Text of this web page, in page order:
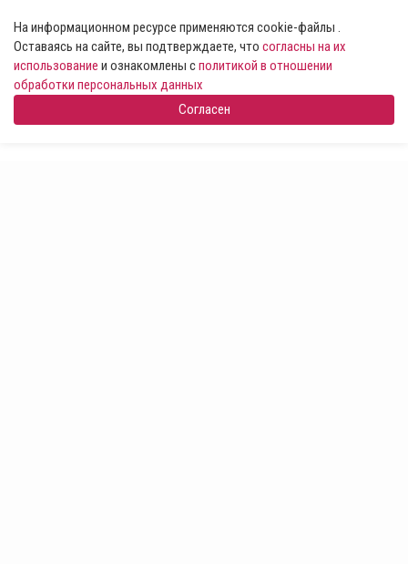
На информационном ресурсе применяются cookie-файлы .
Оставаясь на сайте, вы подтверждаете, что согласны на их
использование и ознакомлены сполитикой в отношении
обработки персональных данных
Согласен